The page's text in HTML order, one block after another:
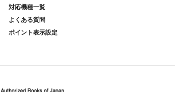
対応機種一覧
よくある質問
ポイント表示設定